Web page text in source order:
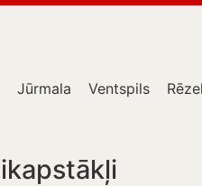
Jūrmala Ventspils